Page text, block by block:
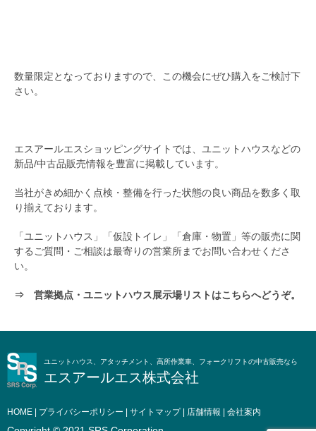
数量限定となっておりますので、この機会にぜひ購入をご検討下
さい。
エスアールエスショッピングサイトでは、ユニットハウスなどの
新品/中古品販売情報を豊富に掲載しています。
当社がきめ細かく点検・整備を行った状態の良い商品を数多く取
り揃えております。
「ユニットハウス」「仮設トイレ」「倉庫・物置」等の販売に関
するご質問・ご相談は最寄りの営業所までお問い合わせくださ
い。
⇒ 営業拠点・ユニットハウス展示場リストはこちらへどうぞ。
ユニットハウス、アタッチメント、高所作業車、フォークリフトの中古販売なら
エスアールエス株式会社
HOME プライバシーポリシー サイトマップ| 店舗情報 会社案内